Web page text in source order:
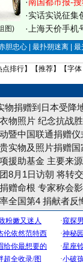
图)
·实话实说征集
· 上海天价手
胆忠心 | 最扑朔迷离 |
点排行】【推荐】【字体
物捐赠到日本受降
物照片 纪念抗战
暨中国联通捐赠仪
实物及照片捐赠国
援助基金 主要来
8月1日访朝 将转
赠命根 专家称会
全国第4 捐献者反